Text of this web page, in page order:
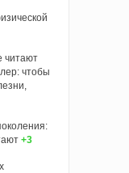
читают
чтобы
+3